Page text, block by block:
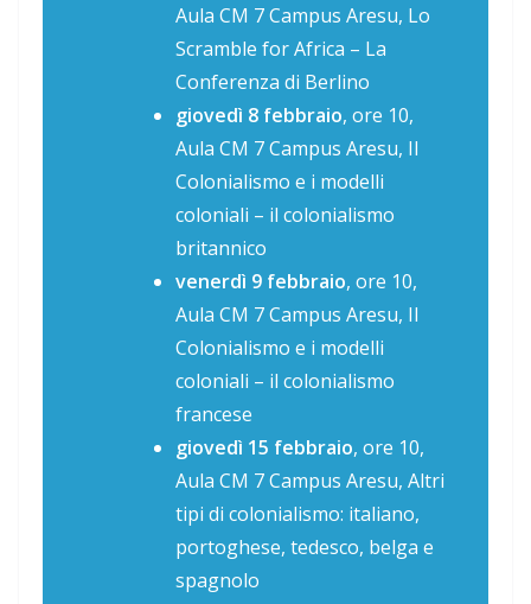
Aula CM 7 Campus Aresu, Lo
Scramble for Africa – La
Conferenza di Berlino
giovedì 8 febbraio, ore 10,
Aula CM 7 Campus Aresu, Il
Colonialismo e i modelli
coloniali – il colonialismo
britannico
venerdì 9 febbraio, ore 10,
Aula CM 7 Campus Aresu, Il
Colonialismo e i modelli
coloniali – il colonialismo
francese
giovedì 15 febbraio, ore 10,
Aula CM 7 Campus Aresu, Altri
tipi di colonialismo: italiano,
portoghese, tedesco, belga e
spagnolo